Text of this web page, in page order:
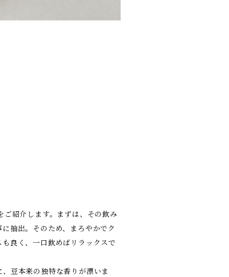
ご紹介します。まずは、その飲み
抽出。そのため、まろやかでク
良く、一口飲めばリラックスで
豆本来の独特な香りが漂いま